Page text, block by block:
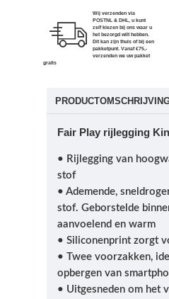
Wij verzenden via
POSTNL & DHL, u kunt
zelf kiezen bij ons waar u
het bezorgd wilt hebben.
Dit kan zijn thuis of bij een
pakketpunt. Vanaf €75,-
verzenden we uw pakket
gratis
Fair Play rijlegging
• Rijlegging van
stof
• Ademende,
stof. Geborstelde
aanvoelend en warm
• Siliconenprint zorgt
• Twee voorzakken,
opbergen van
• Uitgesneden om het